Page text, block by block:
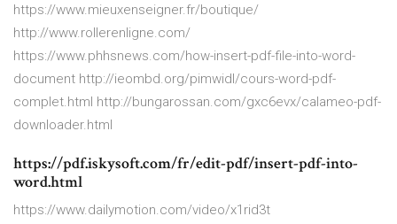
https://www.mieuxenseigner.fr/boutique/
http://www.rollerenligne.com/
https://www.phhsnews.com/how-insert-pdf-file-into-word-
document http://ieombd.org/pimwidl/cours-word-pdf-
complet.html http://bungarossan.com/gxc6evx/calameo-pdf-
downloader.html
https://pdf.iskysoft.com/fr/edit-pdf/insert-pdf-into-
word.html
https://www.dailymotion.com/video/x1rid3t